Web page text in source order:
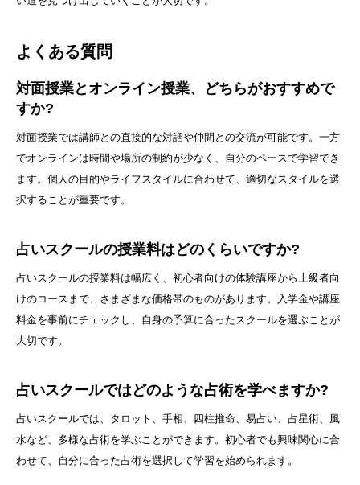
よくある質問
対面授業とオンライン授業、どちらがおすすめで
すか?
対面授業では講師との直接的な対話や仲間との交流が可能です。一方
でオンラインは時間や場所の制約が少なく、自分のペースで学習でき
ます。個人の目的やライフスタイルに合わせて、適切なスタイルを選
択することが重要です。
占いスクールの授業料はどのくらいですか?
占いスクールの授業料は幅広く、初心者向けの体験講座から上級者向
けのコースまで、さまざまな価格帯のものがあります。入学金や講座
料金を事前にチェックし、自身の予算に合ったスクールを選ぶことが
大切です。
占いスクールではどのような占術を学べますか?
占いスクールでは、タロット、手相、四柱推命、易占い、占星術、風
水など、多様な占術を学ぶことができます。初心者でも興味関心に合
わせて、自分に合った占術を選択して学習を始められます。